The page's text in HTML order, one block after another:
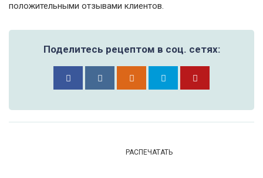
положительными отзывами клиентов.
Поделитесь рецептом в соц. сетях:
РАСПЕЧАТАТЬ